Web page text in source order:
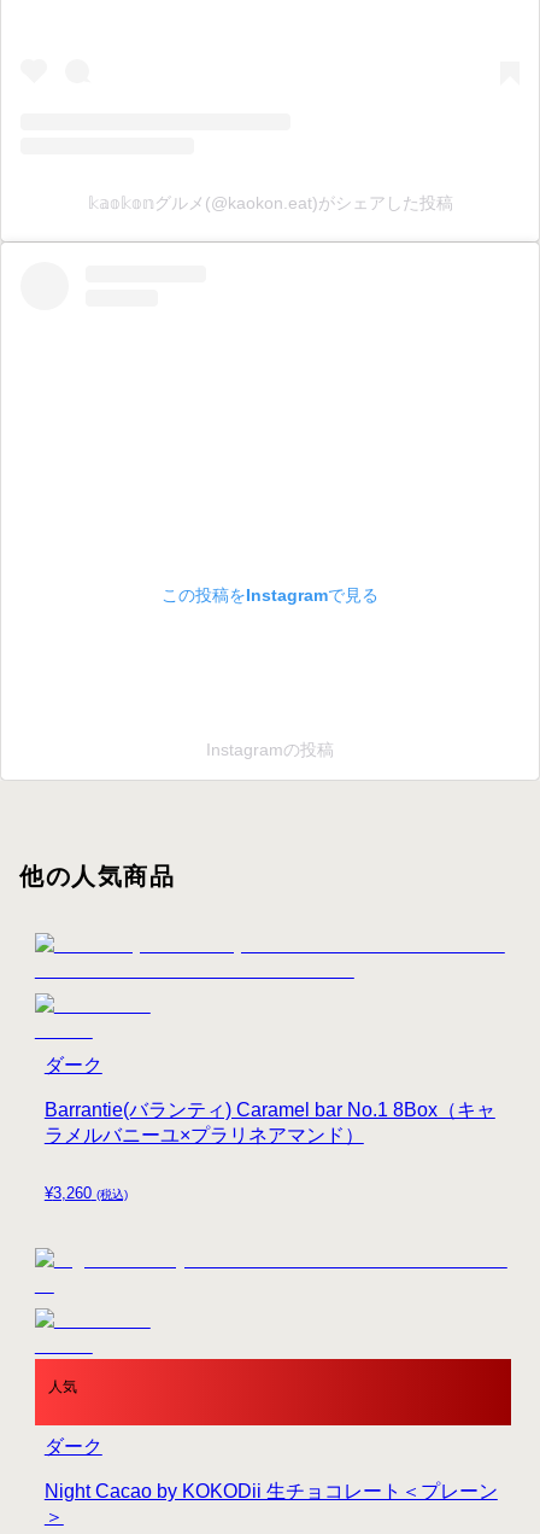
𝕜𝕒𝕠𝕜𝕠𝕟グルメ(@kaokon.eat)がシェアした投稿
この投稿をInstagramで見る
Instagramの投稿
他の人気商品
¥3,260 (税込)
Barrantie(バランティ) Caramel bar No.1 8Box（キャ
ラメルバニーユ×プラリネアマンド）
ダーク
人気
Night Cacao by KOKODii 生チョコレート＜プレーン
＞
ダーク